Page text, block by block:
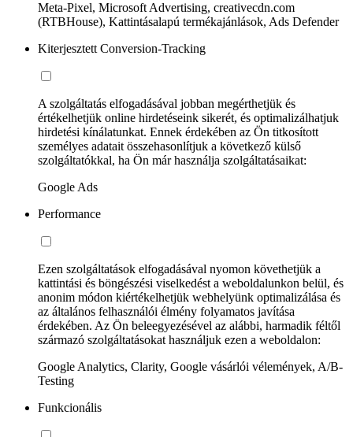
Meta-Pixel, Microsoft Advertising, creativecdn.com
(RTBHouse), Kattintásalapú termékajánlások, Ads Defender
Kiterjesztett Conversion-Tracking
A szolgáltatás elfogadásával jobban megérthetjük és
értékelhetjük online hirdetéseink sikerét, és optimalizálhatjuk
hirdetési kínálatunkat. Ennek érdekében az Ön titkosított
személyes adatait összehasonlítjuk a következő külső
szolgáltatókkal, ha Ön már használja szolgáltatásaikat:
Google Ads
Performance
Ezen szolgáltatások elfogadásával nyomon követhetjük a
kattintási és böngészési viselkedést a weboldalunkon belül, és
anonim módon kiértékelhetjük webhelyünk optimalizálása és
az általános felhasználói élmény folyamatos javítása
érdekében. Az Ön beleegyezésével az alábbi, harmadik féltől
származó szolgáltatásokat használjuk ezen a weboldalon:
Google Analytics, Clarity, Google vásárlói vélemények, A/B-
Testing
Funkcionális